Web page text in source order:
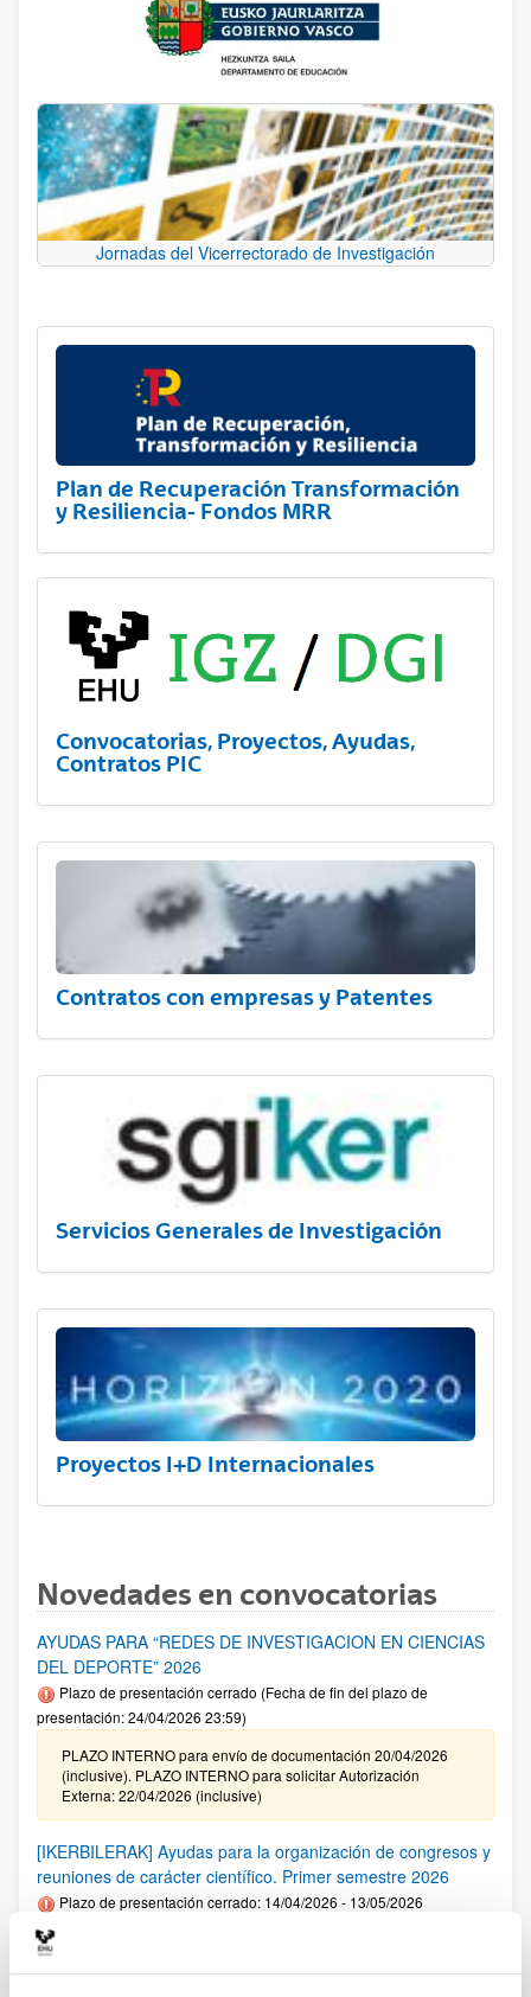
Jornadas del Vicerrectorado de Investigación
Plan de Recuperación Transformación
y Resiliencia- Fondos MRR
Convocatorias, Proyectos, Ayudas,
Contratos PIC
Contratos con empresas y Patentes
Servicios Generales de Investigación
Proyectos I+D Internacionales
Novedades en convocatorias
AYUDAS PARA “REDES DE INVESTIGACION EN CIENCIAS
DEL DEPORTE” 2026
Plazo de presentación cerrado (Fecha de fin del plazo de
presentación: 24/04/2026 23:59)
PLAZO INTERNO para envío de documentación 20/04/2026
(inclusive). PLAZO INTERNO para solicitar Autorización
Externa: 22/04/2026 (inclusive)
[IKERBILERAK] Ayudas para la organización de congresos y
reuniones de carácter científico. Primer semestre 2026
Plazo de presentación cerrado: 14/04/2026 - 13/05/2026